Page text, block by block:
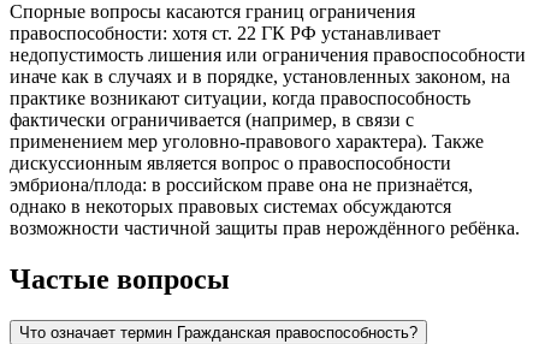
Спорные вопросы касаются границ ограничения
правоспособности: хотя ст. 22 ГК РФ устанавливает
недопустимость лишения или ограничения правоспособности
иначе как в случаях и в порядке, установленных законом, на
практике возникают ситуации, когда правоспособность
фактически ограничивается (например, в связи с
применением мер уголовно-правового характера). Также
дискуссионным является вопрос о правоспособности
эмбриона/плода: в российском праве она не признаётся,
однако в некоторых правовых системах обсуждаются
возможности частичной защиты прав нерождённого ребёнка.
Частые вопросы
Что означает термин Гражданская правоспособность?